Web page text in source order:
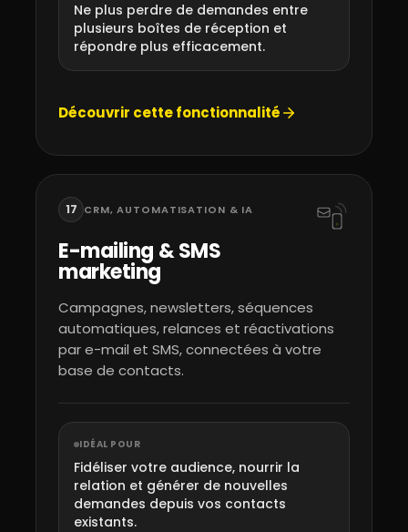
Ne plus perdre de demandes entre
plusieurs boîtes de réception et
répondre plus efficacement.
Découvrir cette fonctionnalité
17 CRM, AUTOMATISATION & IA
E-mailing & SMS
marketing
Campagnes, newsletters, séquences
automatiques, relances et réactivations
par e-mail et SMS, connectées à votre
base de contacts.
IDÉAL POUR
Fidéliser votre audience, nourrir la
relation et générer de nouvelles
demandes depuis vos contacts
existants.